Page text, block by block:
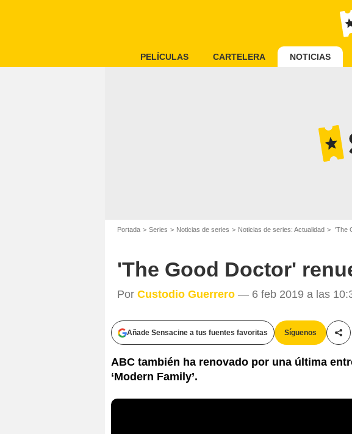
PELÍCULAS CARTELERA NOTICIAS
Portada Series Noticias de series Noticias de series: Actualidad 'The
'The Good Doctor'
Por Custodio Guerrero — 6 feb 2019 a las
Añade Sensacine a tus fuentes favoritas Síguenos
ABC también ha renovado por una última
‘Modern Family’.